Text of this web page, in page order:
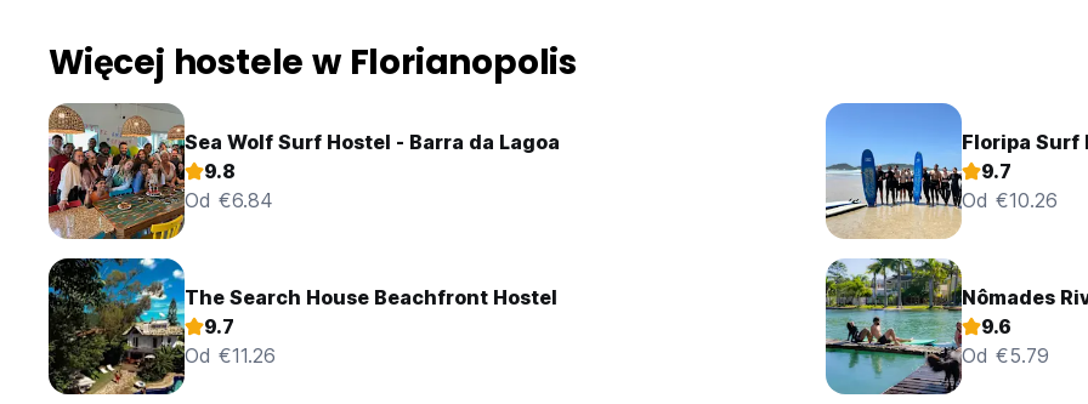
Więcej hostele w Florianopolis
Sea Wolf Surf Hostel - Barra da Lagoa
9.8
Od €6.84
Floripa Surf
9.7
Od €10.26
The Search House Beachfront Hostel
9.7
Od €11.26
Nômades
9.6
Od €5.79